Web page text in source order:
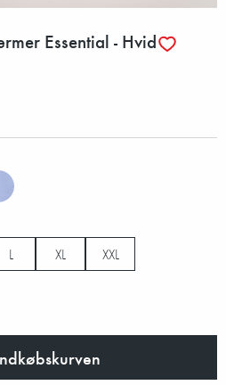
Essential - Hvid
L XL XXL